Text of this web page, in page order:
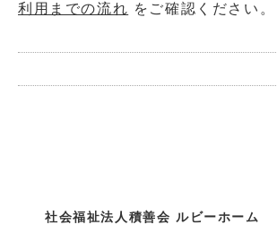
利用までの流れ をご確認ください。
社会福祉法人積善会 ルビーホーム